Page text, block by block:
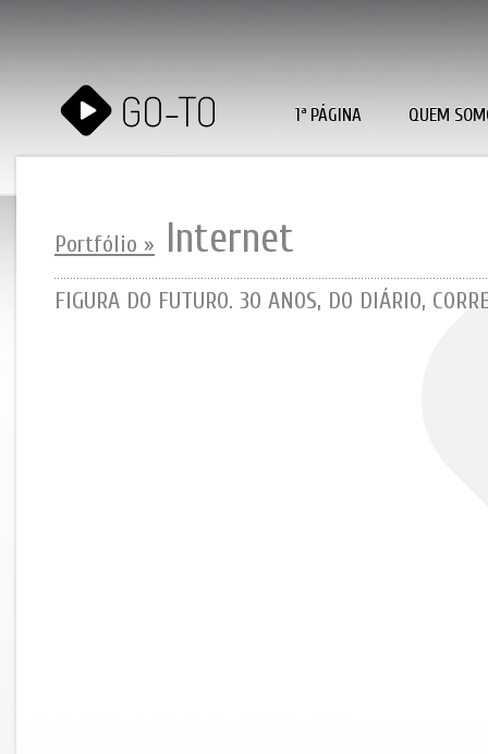
1ª PÁGINA QUEM
Portfólio » Internet
FIGURA DO FUTURO. 30 ANOS, DO DIÁRIO,